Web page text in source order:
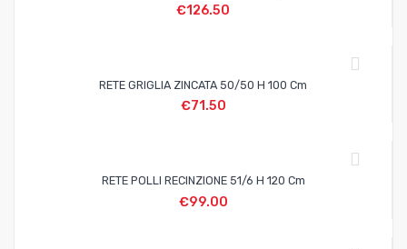
€126.50
RETE GRIGLIA ZINCATA 50/50 H 100 Cm
€71.50
RETE POLLI RECINZIONE 51/6 H 120 Cm
€99.00